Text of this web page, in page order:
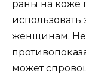
раны на коже
женщинам. Не
может